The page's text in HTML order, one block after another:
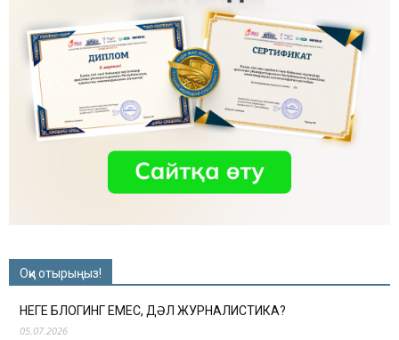
Оқи отырыңыз!
НЕГЕ БЛОГИНГ ЕМЕС, ДӘЛ ЖУРНАЛИСТИКА?
05.07.2026